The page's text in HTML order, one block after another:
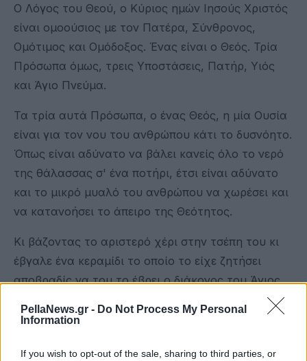
PellaNews.gr - Do Not Process My Personal
Information
If you wish to opt-out of the sale, sharing to third parties, or
Ο Λόγος του Θεού, ο Κύριος ημών Ιησούς Χριστός
είναι ομοούσιος με τον Πατέρα, Σύνθρονος,
Ομότιμος και Ομόδοξος. Ένας είναι ο Θεός. Τρία
Πρόσωπα όμως, τρεις Υποστάσεις, Πατήρ, Υιός
και Άγιο Πνεύμα.
Τα τρία αυτά Πρόσωπα, ο ένας Θεός, η μία Ουσία
είναι για τον νου του ανθρώπου κάτι το δυσνόητο.
Όπως είναι αδύνατο να βάλει κανείς όλο το νερό
της θάλασσας σ' ένα ποτήρι, έτσι είναι αδύνατο
και το μικρό μυαλό του ανθρώπου να χωρέσει και
να κατανοήσει το άπειρο της Θεότητος.
Κι βάζοντας το αριστερό χέρι στην τσέπη του κι
έβγαλε ένα κεραμίδι το οποίο το είχε ζητήσει
αποβραδίς να του το έβρει ο διάκονος του Άγιος
προσευχόμενος και δείχνοντας το, έκαμε με το
μετά το απέκοψαν οι Λατίνοι των σταυροφοριών